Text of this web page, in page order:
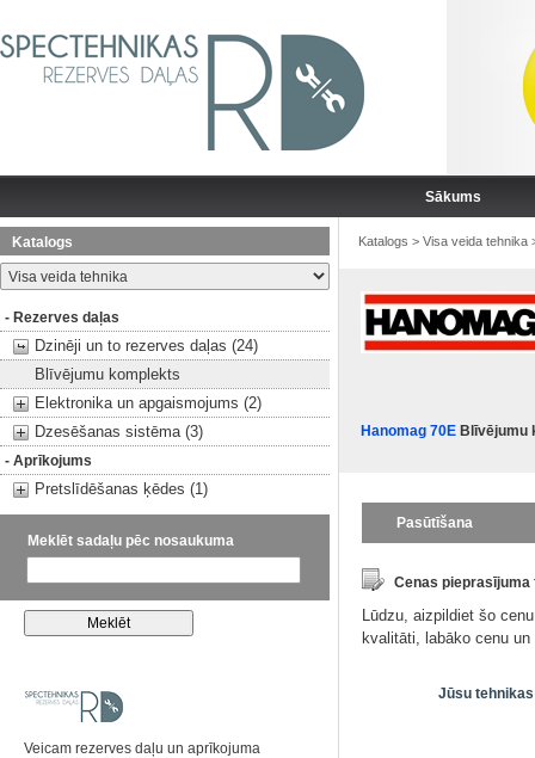
Sākums
Katalogs
- Rezerves daļas
Dzinēji un to rezerves daļas (24)
Blīvējumu komplekts
Elektronika un apgaismojums (2)
Dzesēšanas sistēma (3)
- Aprīkojums
Pretslīdēšanas ķēdes (1)
Meklēt sadaļu pēc nosaukuma
Veicam rezerves daļu un aprīkojuma
Katalogs > Visa veida tehnika
Hanomag 70E Blīvējumu
Pasūtīšana
Cenas pieprasījuma
Lūdzu, aizpildiet šo
kvalitāti, labāko cenu
Jūsu